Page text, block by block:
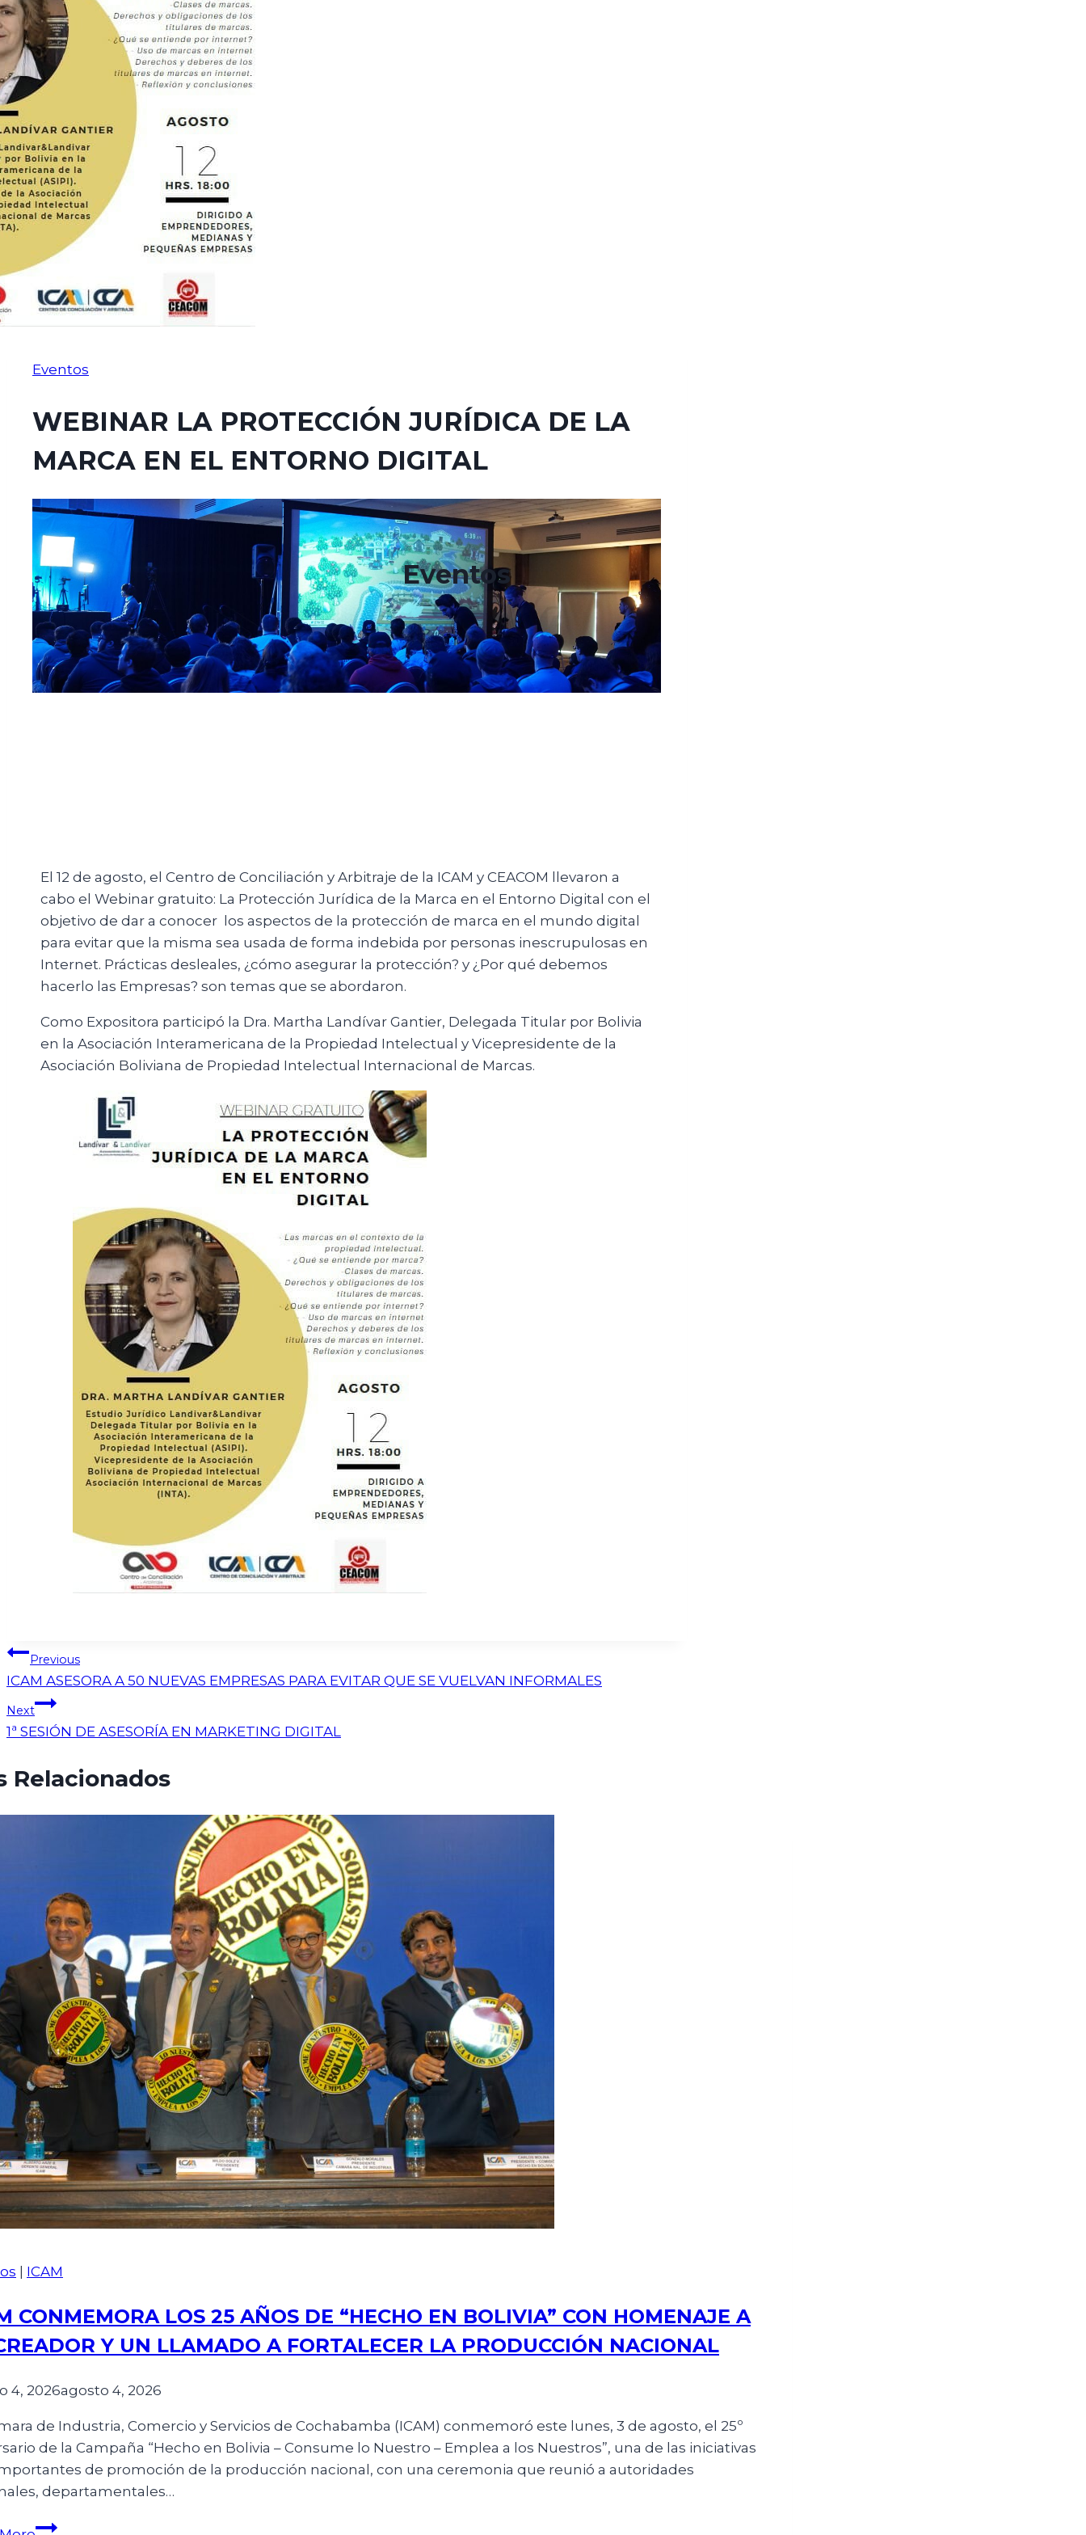
Eventos
WEBINAR LA PROTECCIÓN JURÍDICA DE LA
MARCA EN EL ENTORNO DIGITAL
agosto 13, 2021agosto 24, 2021
Eventos
El 12 de agosto, el Centro de Conciliación y Arbitraje de la ICAM y CEACOM llevaron a
cabo el Webinar gratuito: La Protección Jurídica de la Marca en el Entorno Digital con el
objetivo de dar a conocer los aspectos de la protección de marca en el mundo digital
para evitar que la misma sea usada de forma indebida por personas inescrupulosas en
Internet. Prácticas desleales, ¿cómo asegurar la protección? y ¿Por qué debemos
hacerlo las Empresas? son temas que se abordaron.
Como Expositora participó la Dra. Martha Landívar Gantier, Delegada Titular por Bolivia
en la Asociación Interamericana de la Propiedad Intelectual y Vicepresidente de la
Asociación Boliviana de Propiedad Intelectual Internacional de Marcas.
Previous
ICAM ASESORA A 50 NUEVAS EMPRESAS PARA EVITAR QUE SE VUELVAN INFORMALES
Next
1ª SESIÓN DE ASESORÍA EN MARKETING DIGITAL
Relacionados
| ICAM
CONMEMORA LOS 25 AÑOS DE “HECHO EN BOLIVIA” CON HOMENAJE A
Y UN LLAMADO A FORTALECER LA PRODUCCIÓN NACIONAL
4, 2026agosto 4, 2026
de Industria, Comercio y Servicios de Cochabamba (ICAM) conmemoró este lunes, 3 de agosto, el 25º
de la Campaña “Hecho en Bolivia – Consume lo Nuestro – Emplea a los Nuestros”, una de las iniciativas
de promoción de la producción nacional, con una ceremonia que reunió a autoridades
departamentales…